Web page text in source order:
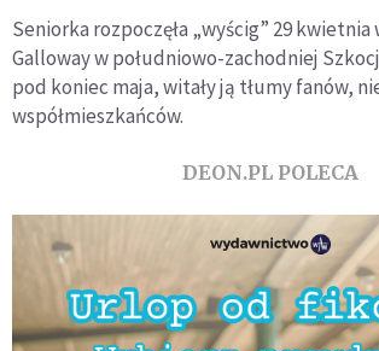
Seniorka rozpoczęła „wyścig” 29
Galloway w południowo-zachodniej
pod koniec maja, witały ją tłumy fanów,
współmieszkańców.
DEON.PL POLECA